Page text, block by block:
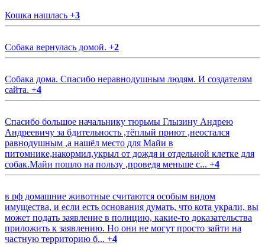
Кошка нашлась +3
Собака вернулась домой. +2
Собака дома. Спасибо неравнодушным людям. И создателям
сайта. +4
Спасибо большое начальнику тюрьмы Глызину Андрею
Андреевичу за бдительность ,тёплый приют ,неостался
равнодушным ,а нашёл место для Майи в
питомнике,накормил,укрыл от дождя и отдельной клетке для
собак.Майи пошло на пользу ,проведя меньше с... +4
в рф домашние животные считаются особым видом
имущества, и если есть основания думать, что кота украли, вы
может подать заявление в полицию, какие-то доказательства
приложить к заявлению. Но они не могут просто зайти на
частную территорию б... +4